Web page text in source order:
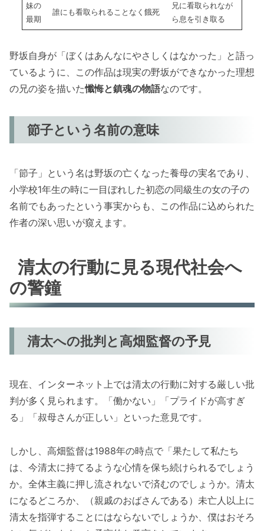
妹の
最期
誰にも看取られることなく餓死
兄に看取られなが
ら息を引き取る
野坂自身が「ぼくはあんなにやさしくはなかった」と語っ
ているように、この作品は現実の野坂ができなかった理想
の兄の姿を描いた懺悔と鎮魂の物語なのです。
節子という名前の意味
「節子」という名は野坂の亡くなった養母の実名であり、
小学校1年生の時に一目ぼれした初恋の同級生の女の子の
名前でもあったという事実からも、この作品に込められた
作者の深い思いが窺えます。
清太の行動に見る現代社会へ
の警鐘
清太への批判と高畑監督の予見
現在、インターネット上では清太の行動に対する厳しい批
判が多く見られます。「働かない」「プライドが高すぎ
る」「叔母さんが正しい」といった意見です。
しかし、高畑監督は1988年の時点で「果たして私たち
は、今清太に持てるような心情を保ち続けられるでしょう
か。全体主義に押し流されないで済むのでしょうか。清太
になるどころか、（親戚のおばさんである）未亡人以上に
清太を指弾することにはならないでしょうか、僕はおそろ